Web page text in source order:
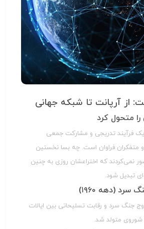
از آرپانت تا شبکه جهانی
متحول کرد
یک فرآیند تدریجی و مشارکت جمعی
متفکران فراوان است. چه بسا نخستین
نمی‌کردند که اختراعشان روزی به چنین
تبدیل شود.
سرد (دهه ۱۹۶۰)
اوج جنگ سرد و رقابت تسلیحاتی بین ایالات
شوروی متولد شد.